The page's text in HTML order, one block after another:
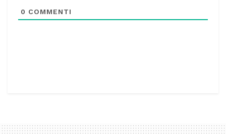
0 COMMENTI